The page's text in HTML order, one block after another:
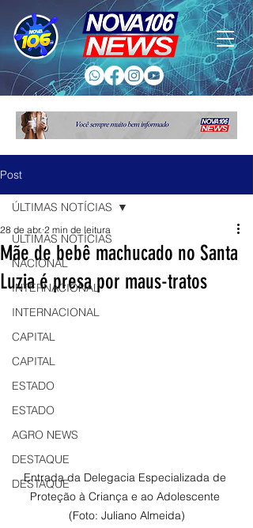
Post
ÚLTIMAS NOTÍCIAS
NACIONAL
INTERNACIONAL
INTERNACIONAL
CAPITAL
CAPITAL
ESTADO
ESTADO
AGRO NEWS
DESTAQUE
DESTAQUE
ÚLTIMAS NOTÍCIAS
Mãe de bebê machucado no Santa
Luzia é presa por maus-tratos
28 de abr. 2 min de leitura
Entrada da Delegacia Especializada de
Proteção à Criança e ao Adolescente
(Foto: Juliano Almeida)